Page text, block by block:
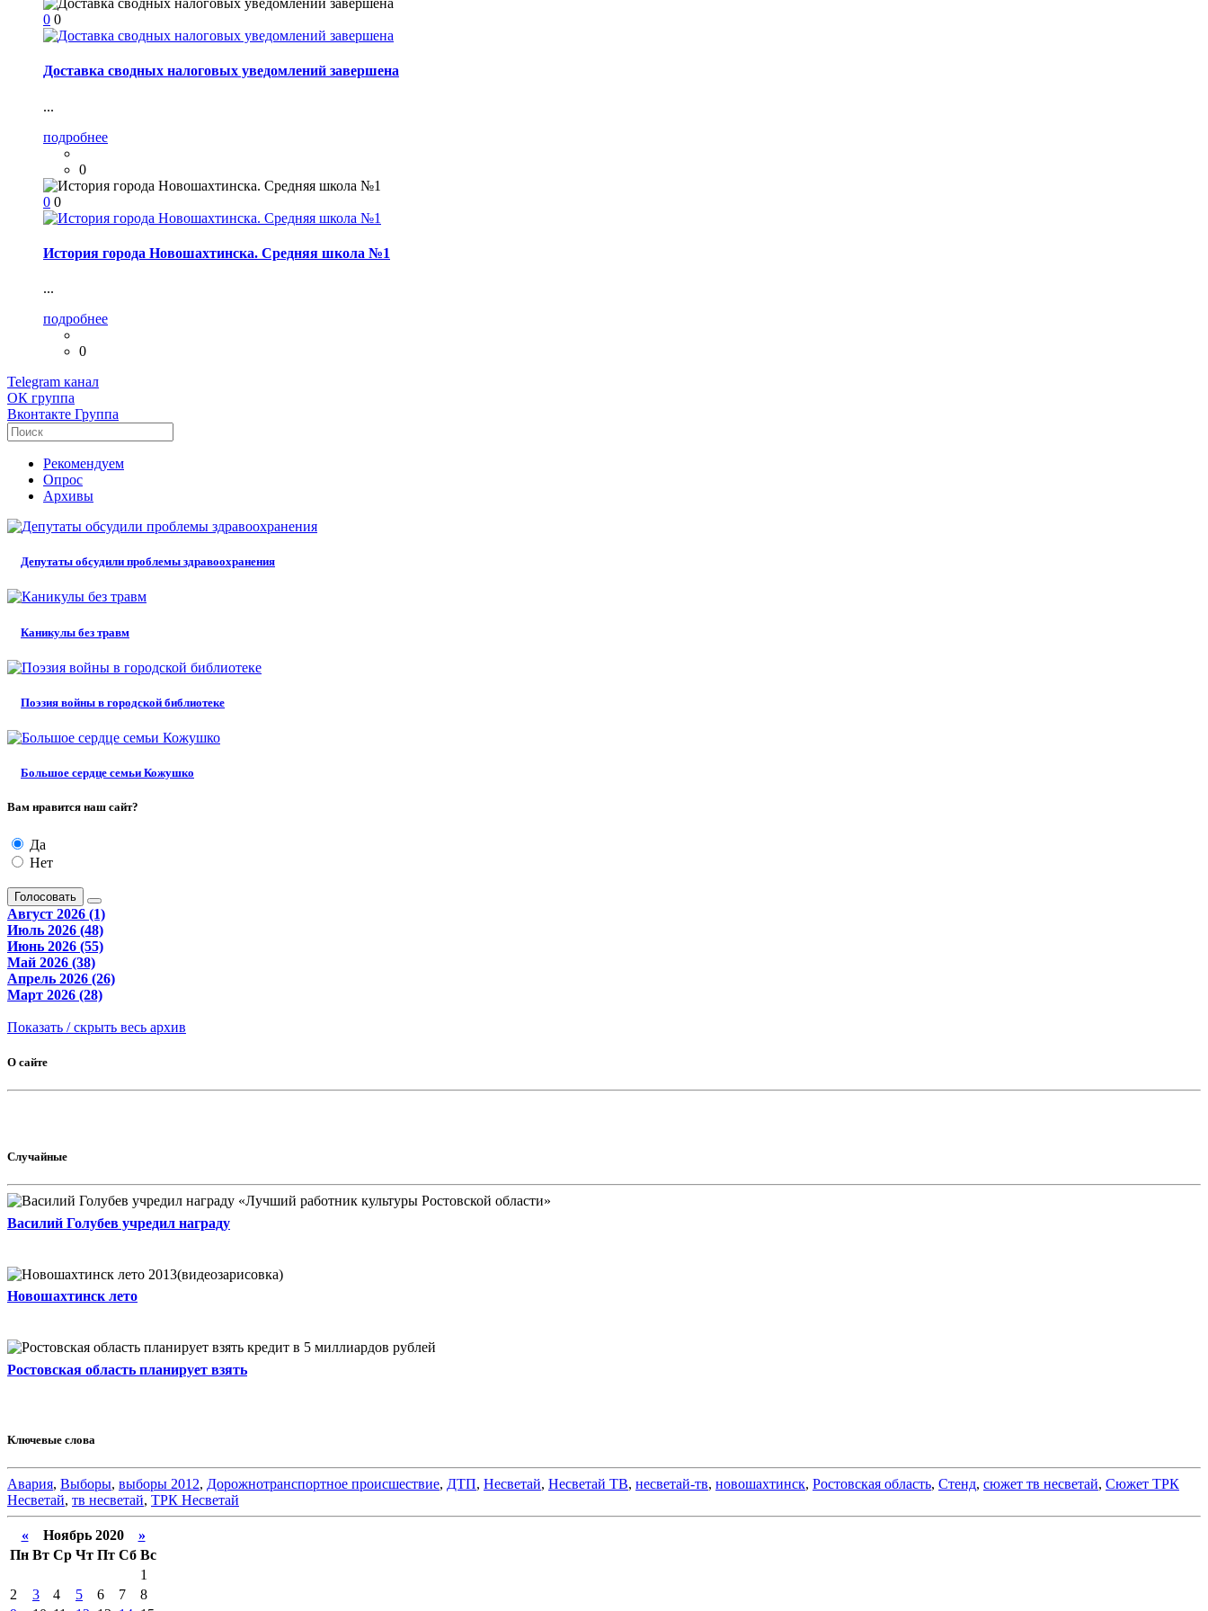
0 0
Доставка сводных налоговых уведомлений завершена
...
подробнее
0
0 0
История города Новошахтинска. Средняя школа №1
...
подробнее
0
Telegram канал
ОК группа
Вконтакте Группа
Рекомендуем
Опрос
Архивы
Депутаты обсудили проблемы здравоохранения
Каникулы без травм
Поэзия войны в городской библиотеке
Большое сердце семьи Кожушко
Вам нравится наш сайт?
Да
Нет
Голосовать
Август 2026 (1)
Июль 2026 (48)
Июнь 2026 (55)
Май 2026 (38)
Апрель 2026 (26)
Март 2026 (28)
Показать / скрыть весь архив
О сайте
Случайные
Василий Голубев учредил награду
Новошахтинск лето
Ростовская область планирует взять
Ключевые слова
Авария, Выборы, выборы 2012, Дорожнотранспортное происшествие, ДТП, Несветай, Несветай ТВ, несветай-тв, новошахтинск, Ростовская область, Стенд, сюжет тв несветай, Сюжет ТРК
Несветай, тв несветай, ТРК Несветай
«Ноябрь 2020 »
Пн Вт Ср Чт Пт Сб Вс
1
2
3 4 5 6 7
8